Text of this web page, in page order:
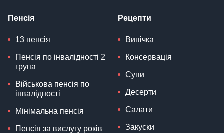
Пенсія
13 пенсія
Пенсія по інвалідності 2
група
Військова пенсія по
інвалідності
Мінімальна пенсія
Пенсія за вислугу років
Рецепти
Випічка
Консервація
Супи
Десерти
Салати
Закуски